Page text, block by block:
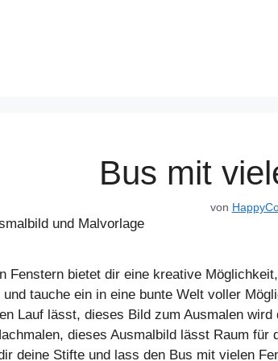
Bus mit
von
Fenstern bietet dir eine kreative
tauche ein in eine bunte Welt voller
Lauf lässt, dieses Bild zum Ausmalen
dieses Ausmalbild lässt Raum
deine Stifte und lass den Bus mit vielen